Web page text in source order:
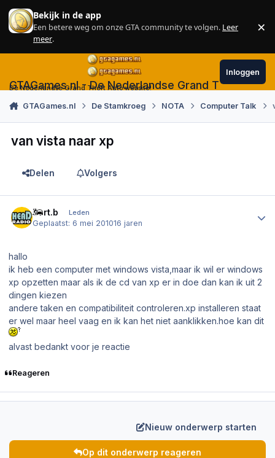
Skip to content
Bekijk in de app
Een betere weg om onze GTA community te volgen. Leer
meer.
×
GTAGames.nl - De Nederlandse Grand Theft Auto
De Nederlandse Grand Theft Auto website!
Inloggen
GTAGames.nl De Stamkroeg NOTA Computer Talk
van vista naar xp
Delen Volgers
bert.b Leden
Geplaatst:6 mei 201016 jaren
hallo
ik heb een computer met windows vista,maar ik wil er windows
xp opzetten maar als ik de cd van xp er in doe dan kan ik uit 2
dingen kiezen
andere taken en compatibiliteit controleren.xp installeren staat
er wel maar heel vaag en ik kan het niet aanklikken.hoe kan dit
alvast bedankt voor je reactie
Reageren
Nieuw onderwerp starten
Op dit onderwerp reageren